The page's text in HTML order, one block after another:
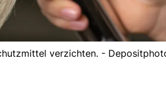
verzichten. -